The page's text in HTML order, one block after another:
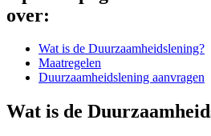
over:
Wat is de Duurzaamheidslening?
Maatregelen
Duurzaamheidslening aanvragen
Wat is de